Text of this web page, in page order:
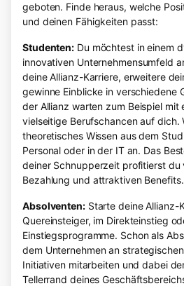
geboten. Finde heraus, welche
und deinen Fähigkeiten passt:
Studenten: Du möchtest in einem
innovativen Unternehmensumfeld
deine Allianz-Karriere, erweitere
gewinne Einblicke in verschiedene
der Allianz warten zum Beispiel mit
vielseitige Berufschancen auf dich.
theoretisches Wissen aus dem
Personal oder in der IT an. Das
deiner Schnupperzeit profitierst du
Bezahlung und attraktiven Benefits.
Absolventen:Starte deine Allianz-
Quereinsteiger, im Direkteinstieg
Einstiegsprogramme. Schon als
dem Unternehmen an
Initiativen mitarbeiten und dabei
Tellerrand deines